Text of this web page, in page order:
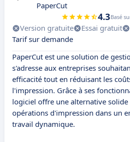
PaperCut
4.3Basé
Version gratuite Essai gratuit
Tarif sur demande
PaperCut est une solution de
s'adresse aux entreprises
efficacité tout en réduisant les
l'impression. Grâce à ses
logiciel offre une alternative
opérations d'impression dans un
travail dynamique.